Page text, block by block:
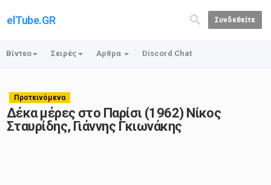
elTube.GR Συνδεθείτε
Βίντεο Σειρές Αρθρα Discord Chat
Προτεινόμενα
Δέκα μέρες στο Παρίσι (1962) Νίκος
Σταυρίδης, Γιάννης Γκιωνάκης